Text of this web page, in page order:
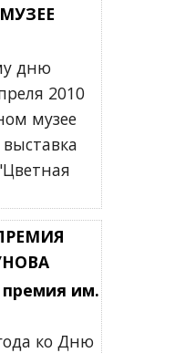
дню
2010
музее
ко Дню